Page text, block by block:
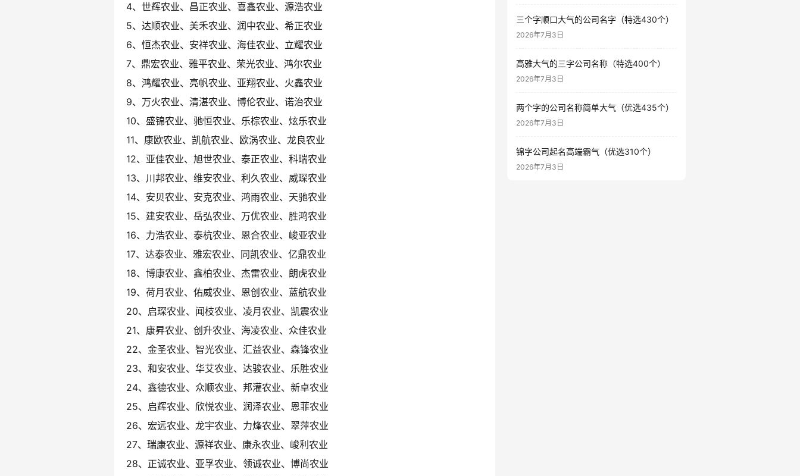
4、世辉农业、昌正农业、喜鑫农业、源浩农业
5、达顺农业、美禾农业、润中农业、希正农业
6、恒杰农业、安祥农业、海佳农业、立耀农业
7、鼎宏农业、雅平农业、荣光农业、鸿尔农业
8、鸿耀农业、亮帆农业、亚翔农业、火鑫农业
9、万火农业、清湛农业、博伦农业、诺治农业
10、盛锦农业、驰恒农业、乐棕农业、炫乐农业
11、康欧农业、凯航农业、欧涡农业、龙良农业
12、亚佳农业、旭世农业、泰正农业、科瑞农业
13、川邦农业、维安农业、利久农业、威琛农业
14、安贝农业、安克农业、鸿雨农业、天驰农业
15、建安农业、岳弘农业、万优农业、胜鸿农业
16、力浩农业、泰杭农业、恩合农业、峻亚农业
17、达泰农业、雅宏农业、同凯农业、亿鼎农业
18、博康农业、鑫柏农业、杰雷农业、朗虎农业
19、荷月农业、佑威农业、恩创农业、蓝航农业
20、启琛农业、闻枝农业、凌月农业、凯震农业
21、康昇农业、创升农业、海凌农业、众佳农业
22、金圣农业、智光农业、汇益农业、森锋农业
23、和安农业、华艾农业、达骏农业、乐胜农业
24、鑫德农业、众顺农业、邦灌农业、新卓农业
25、启辉农业、欣悦农业、润泽农业、恩菲农业
26、宏远农业、龙宇农业、力烽农业、翠萍农业
27、瑞康农业、源祥农业、康永农业、峻利农业
28、正诚农业、亚孚农业、领诚农业、博尚农业
三个字顺口大气的公司名字（特选430个）
2026年7月3日
高雅大气的三字公司名称（特选400个）
2026年7月3日
两个字的公司名称简单大气（优选435个）
2026年7月3日
锦字公司起名高端霸气（优选310个）
2026年7月3日